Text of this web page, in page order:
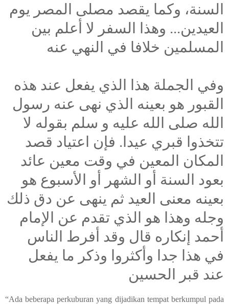
السنة، وكما يقصد مصلى المصر يوم
العيدين... وهذا السفر لا أعلم بين
المسلمين خلافا في النهي عنه
وفي الجملة هذا الذي يفعل عند هذه
القبور هو بعينه الذي نهى عنه رسول
الله صلى الله عليه و سلم بقوله لا
تتخذوا قبري عيدا. فإن اعتياد قصد
المكان المعين في وقت معين عائد
بعود السنة أو الشهر أو الأسبوع هو
بعينه معنى العيد ثم ينهى عن دق ذلك
وجله وهذا هو الذي تقدم عن الإمام
أحمد إنكاره قال وقد أفرط الناس
في هذا جدا وأكثروا وذكر ما يفعل
عند قبر الحسين
“Ada beberapa perkuburan yang dijadikan tempat berkumpul pada